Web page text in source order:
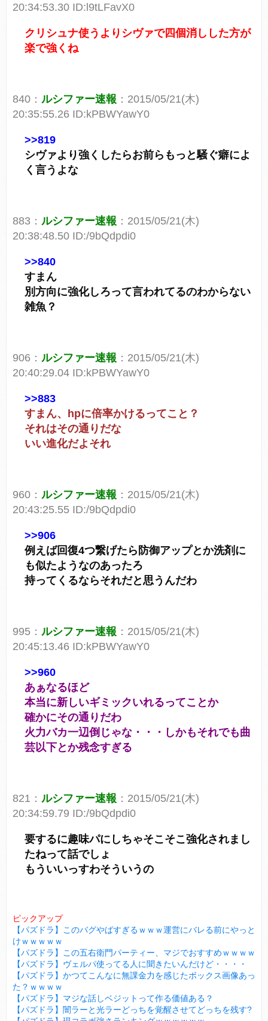
20:34:53.30 ID:l9tLFavX0
クリシュナ使うよりシヴァで四個消しした方が
楽で強くね
840： ルシファー速報 ：2015/05/21(木)
20:35:55.26 ID:kPBWYawY0
>>819
シヴァより強くしたらお前らもっと騒ぐ癖によ
く言うよな
883： ルシファー速報 ：2015/05/21(木)
20:38:48.50 ID:/9bQdpdi0
>>840
すまん
別方向に強化しろって言われてるのわからない
雑魚？
906： ルシファー速報 ：2015/05/21(木)
20:40:29.04 ID:kPBWYawY0
>>883
すまん、hpに倍率かけるってこと？
それはその通りだな
いい進化だよそれ
960： ルシファー速報 ：2015/05/21(木)
20:43:25.55 ID:/9bQdpdi0
>>906
例えば回復4つ繋げたら防御アップとか洗剤に
も似たようなのあったろ
持ってくるならそれだと思うんだわ
995： ルシファー速報 ：2015/05/21(木)
20:45:13.46 ID:kPBWYawY0
>>960
あぁなるほど
本当に新しいギミックいれるってことか
確かにその通りだわ
火力バカ一辺倒じゃな・・・しかもそれでも曲
芸以下とか残念すぎる
821： ルシファー速報 ：2015/05/21(木)
20:34:59.79 ID:/9bQdpdi0
要するに趣味パにしちゃそこそこ強化されまし
たねって話でしょ
もういいっすわそういうの
ピックアップ
【パズドラ】このバグやばすぎるｗｗｗ運営にバレる前にやっと
けｗｗｗｗｗ
【パズドラ】この五右衛門パーティー、マジでおすすめｗｗｗｗ
【パズドラ】ヴェルパ使ってる人に聞きたいんだけど・・・・
【パズドラ】かつてこんなに無課金力を感じたボックス画像あっ
た？ｗｗｗｗ
【パズドラ】マジな話しベジットって作る価値ある？
【パズドラ】闇ラーと光ラーどっちを覚醒させてどっちを残す?